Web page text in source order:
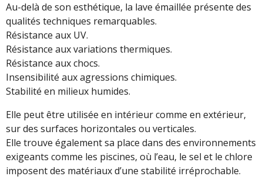
Au-delà de son esthétique, la lave émaillée présente des
qualités techniques remarquables.
Résistance aux UV.
Résistance aux variations thermiques.
Résistance aux chocs.
Insensibilité aux agressions chimiques.
Stabilité en milieux humides.
Elle peut être utilisée en intérieur comme en extérieur,
sur des surfaces horizontales ou verticales.
Elle trouve également sa place dans des environnements
exigeants comme les piscines, où l’eau, le sel et le chlore
imposent des matériaux d’une stabilité irréprochable.